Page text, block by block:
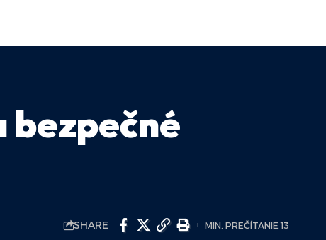
bezpečné
SHARE MIN. PREČÍTANIE 13